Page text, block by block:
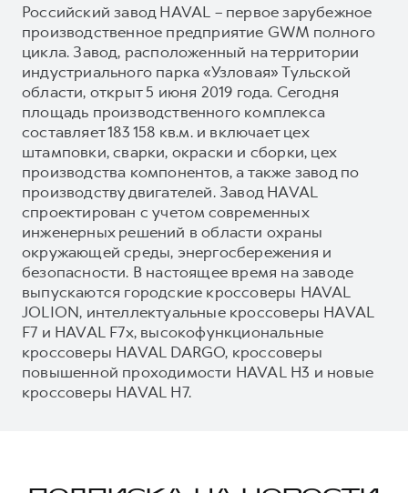
Российский завод HAVAL – первое зарубежное
производственное предприятие GWM полного
цикла. Завод, расположенный на территории
индустриального парка «Узловая» Тульской
области, открыт 5 июня 2019 года. Сегодня
площадь производственного комплекса
составляет 183 158 кв.м. и включает цех
штамповки, сварки, окраски и сборки, цех
производства компонентов, а также завод по
производству двигателей. Завод HAVAL
спроектирован с учетом современных
инженерных решений в области охраны
окружающей среды, энергосбережения и
безопасности. В настоящее время на заводе
выпускаются городские кроссоверы HAVAL
JOLION, интеллектуальные кроссоверы HAVAL
F7 и HAVAL F7x, высокофункциональные
кроссоверы HAVAL DARGO, кроссоверы
повышенной проходимости HAVAL H3 и новые
кроссоверы HAVAL H7.